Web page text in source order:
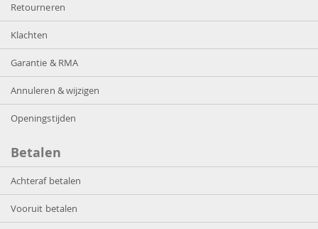
Retourneren
Klachten
Garantie & RMA
Annuleren & wijzigen
Openingstijden
Betalen
Achteraf betalen
Vooruit betalen